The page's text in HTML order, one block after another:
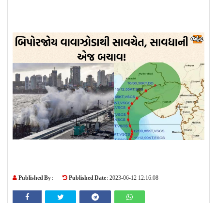
Published By : Published Date : 2023-06-12 12:16:08